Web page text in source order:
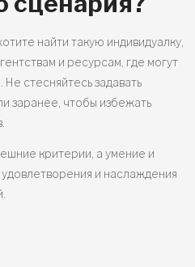
найти такую индивидуалку,
и ресурсам, где могут
стесняйтесь задавать
заранее, чтобы избежать
критерии, а умение и
и наслаждения